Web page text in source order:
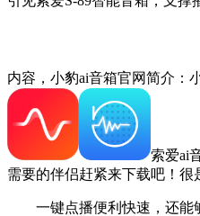
内容，小豹ai音箱官网简介：
索爱ai
需要的伴侣赶紧来下载吧！很
一键点播便利快速，还能